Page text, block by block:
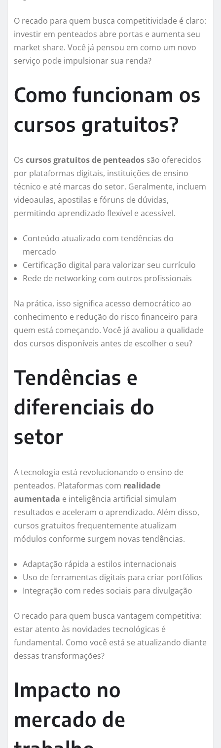
O recado para quem busca competitividade é claro:
investir em penteados abre portas e aumenta seu
market share. Você já pensou em como um novo
serviço pode impulsionar sua renda?
Como funcionam os
cursos gratuitos?
Os cursos gratuitos de penteados são oferecidos
por plataformas digitais, instituições de ensino
técnico e até marcas do setor. Geralmente, incluem
videoaulas, apostilas e fóruns de dúvidas,
permitindo aprendizado flexível e acessível.
Conteúdo atualizado com tendências do
mercado
Certificação digital para valorizar seu currículo
Rede de networking com outros profissionais
Na prática, isso significa acesso democrático ao
conhecimento e redução do risco financeiro para
quem está começando. Você já avaliou a qualidade
dos cursos disponíveis antes de escolher o seu?
Tendências e
diferenciais do
setor
A tecnologia está revolucionando o ensino de
penteados. Plataformas com realidade
aumentada e inteligência artificial simulam
resultados e aceleram o aprendizado. Além disso,
cursos gratuitos frequentemente atualizam
módulos conforme surgem novas tendências.
Adaptação rápida a estilos internacionais
Uso de ferramentas digitais para criar portfólios
Integração com redes sociais para divulgação
O recado para quem busca vantagem competitiva:
estar atento às novidades tecnológicas é
fundamental. Como você está se atualizando diante
dessas transformações?
Impacto no
mercado de